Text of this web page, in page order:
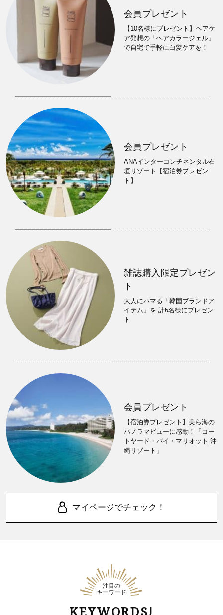
会員プレゼント
【10名様にプレゼント】ヘアケ
ア発想の「ヘアカラージェル」
で自宅で手軽に白髪ケアを！
会員プレゼント
ANAインターコンチネンタル石
垣リゾート【宿泊券プレゼン
ト】
雑誌購入限定プレゼン
ト
大人にハマる「韓国ブランドア
イテム」を 計6名様にプレゼン
ト
会員プレゼント
【宿泊券プレゼント】美ら海の
パノラマビューに感動！「コー
トヤード・バイ・マリオット 沖
縄リゾート」
マイページでチェック！
注目の
キーワード
KEYWORDS!